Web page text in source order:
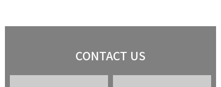
CONTACT US